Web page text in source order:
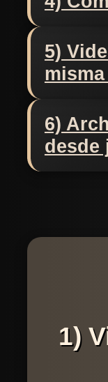
5)
6)
desde
1)